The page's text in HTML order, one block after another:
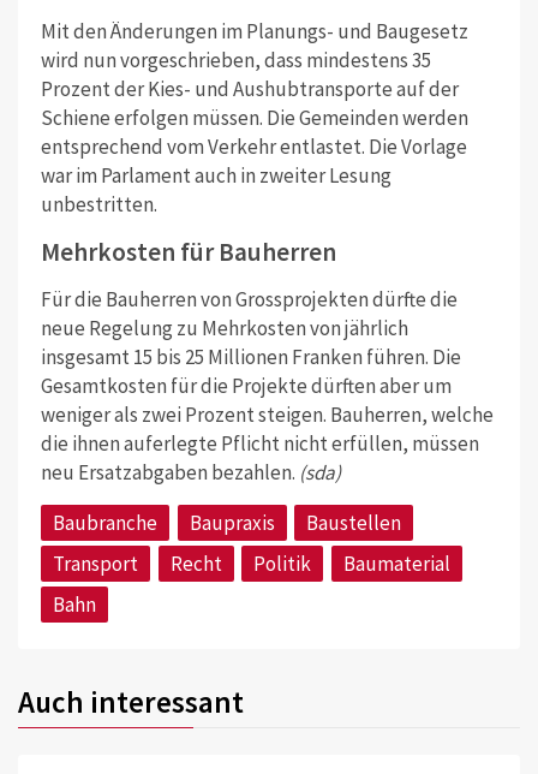
Mit den Änderungen im Planungs- und Baugesetz
wird nun vorgeschrieben, dass mindestens 35
Prozent der Kies- und Aushubtransporte auf der
Schiene erfolgen müssen. Die Gemeinden werden
entsprechend vom Verkehr entlastet. Die Vorlage
war im Parlament auch in zweiter Lesung
unbestritten.
Mehrkosten für Bauherren
Für die Bauherren von Grossprojekten dürfte die
neue Regelung zu Mehrkosten von jährlich
insgesamt 15 bis 25 Millionen Franken führen. Die
Gesamtkosten für die Projekte dürften aber um
weniger als zwei Prozent steigen. Bauherren, welche
die ihnen auferlegte Pflicht nicht erfüllen, müssen
neu Ersatzabgaben bezahlen. (sda)
Baubranche
Baupraxis
Baustellen
Transport
Recht Politik
Baumaterial
Bahn
Auch interessant